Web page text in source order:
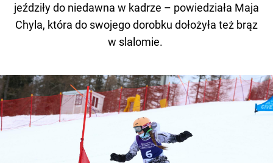
jeździły do niedawna w kadrze – powiedziała Maja
Chyla, która do swojego dorobku dołożyła też brąz
w slalomie.